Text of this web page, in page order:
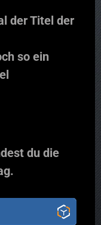
der Titel der
so ein
du die